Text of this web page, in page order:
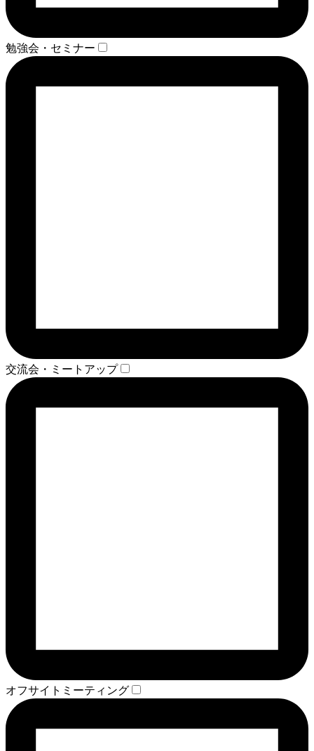
勉強会・セミナー
交流会・ミートアップ
オフサイトミーティング